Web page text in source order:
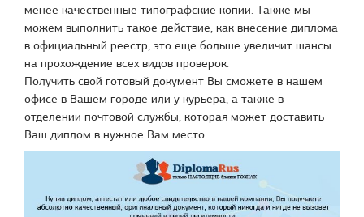
менее качественные типографские копии. Также мы
можем выполнить такое действие, как внесение диплома
в официальный реестр, это еще больше увеличит шансы
на прохождение всех видов проверок.
Получить свой готовый документ Вы сможете в нашем
офисе в Вашем городе или у курьера, а также в
отделении почтовой службы, которая может доставить
Ваш диплом в нужное Вам место.